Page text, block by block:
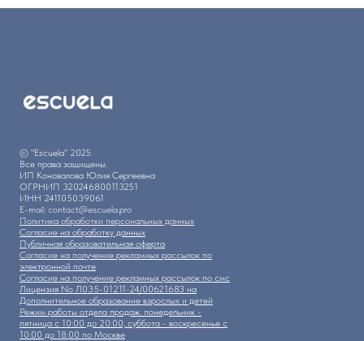
© "Escuela" 2025.
Все права защищены.
ИП Коновалова Юлия Сергеевна
ОГРНИП 320246800113251
ИНН 241105039061
E-mail: contact@escuela.pro
Политика обработки персональных данных
Согласие на обработку данных
Публичная образовательная оферта
Согласие на получение рекламных рассылок по
электронной почте
Согласие на получение рекламных рассылок по смс
Лицензия No Л035-01211-24/00621683 на
Дополнительное образование взрослых и детей
Режим работы отдела продаж: понедельник -
пятница с 10:00 до 20:00, суббота - воскресенье с
10:00 до 18:00 по Москве